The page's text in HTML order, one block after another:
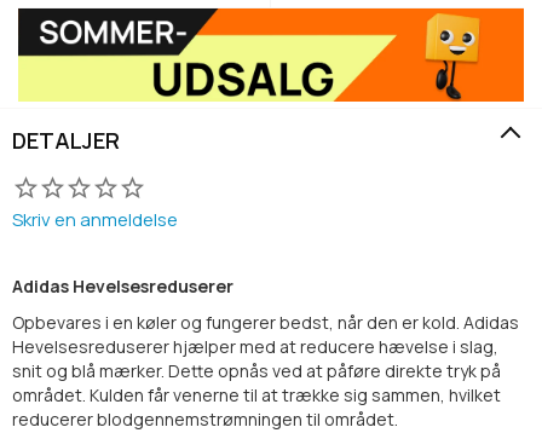
DETALJER
Skriv en anmeldelse
Adidas Hevelsesreduserer
Opbevares i en køler og fungerer bedst, når den er kold. Adidas
Hevelsesreduserer hjælper med at reducere hævelse i slag,
snit og blå mærker. Dette opnås ved at påføre direkte tryk på
området. Kulden får venerne til at trække sig sammen, hvilket
reducerer blodgennemstrømningen til området.